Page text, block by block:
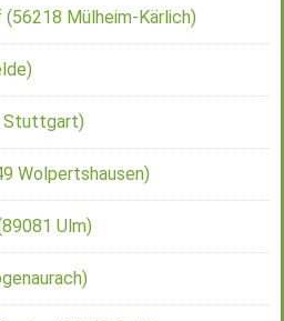
Mülheim-Kärlich)
Stuttgart)
Wolpertshausen)
Ulm)